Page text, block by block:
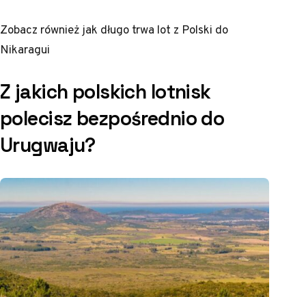
Zobacz również jak długo trwa lot z Polski do
Nikaragui
Z jakich polskich lotnisk
polecisz bezpośrednio do
Urugwaju?